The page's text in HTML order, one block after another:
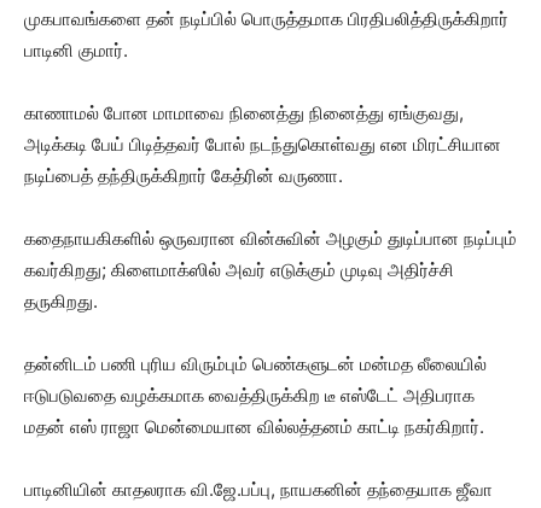
முகபாவங்களை தன் நடிப்பில் பொருத்தமாக பிரதிபலித்திருக்கிறார்
பாடினி குமார்.
காணாமல் போன மாமாவை நினைத்து நினைத்து ஏங்குவது,
அடிக்கடி பேய் பிடித்தவர் போல் நடந்துகொள்வது என மிரட்சியான
நடிப்பைத் தந்திருக்கிறார் கேத்ரின் வருணா.
கதைநாயகிகளில் ஒருவரான வின்சுவின் அழகும் துடிப்பான நடிப்பும்
கவர்கிறது; கிளைமாக்ஸில் அவர் எடுக்கும் முடிவு அதிர்ச்சி
தருகிறது.
தன்னிடம் பணி புரிய விரும்பும் பெண்களுடன் மன்மத லீலையில்
ஈடுபடுவதை வழக்கமாக வைத்திருக்கிற டீ எஸ்டேட் அதிபராக
மதன் எஸ் ராஜா மென்மையான வில்லத்தனம் காட்டி நகர்கிறார்.
பாடினியின் காதலராக வி.ஜே.பப்பு, நாயகனின் தந்தையாக ஜீவா